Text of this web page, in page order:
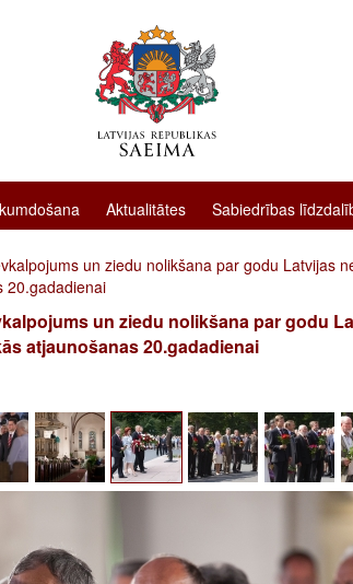
Aktualitātes Sabiedrības
un ziedu nolikšana par godu Latvijas
20.gadadienai
un ziedu nolikšana par godu
atjaunošanas 20.gadadienai